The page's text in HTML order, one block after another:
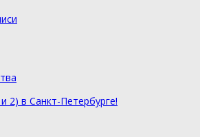
и 2) в Санкт-Петербурге!